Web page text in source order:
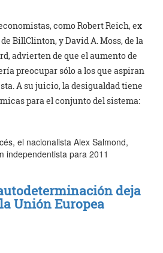
como Robert Reich, ex
BillClinton, y David A. Moss, de la
advierten de que el aumento de
preocupar sólo a los que aspiran
A su juicio, la desigualdad tiene
para el conjunto del sistema:
el nacionalista Alex Salmond,
independentista para 2011
deja
Unión Europea